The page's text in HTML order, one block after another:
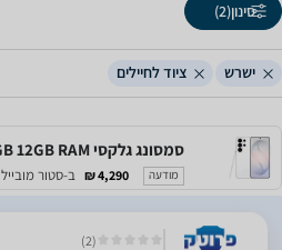
סינון(2)
ישרש ציוד לחיילים
מודעה 4,290 ₪ ב-סטור מובייל
(2)